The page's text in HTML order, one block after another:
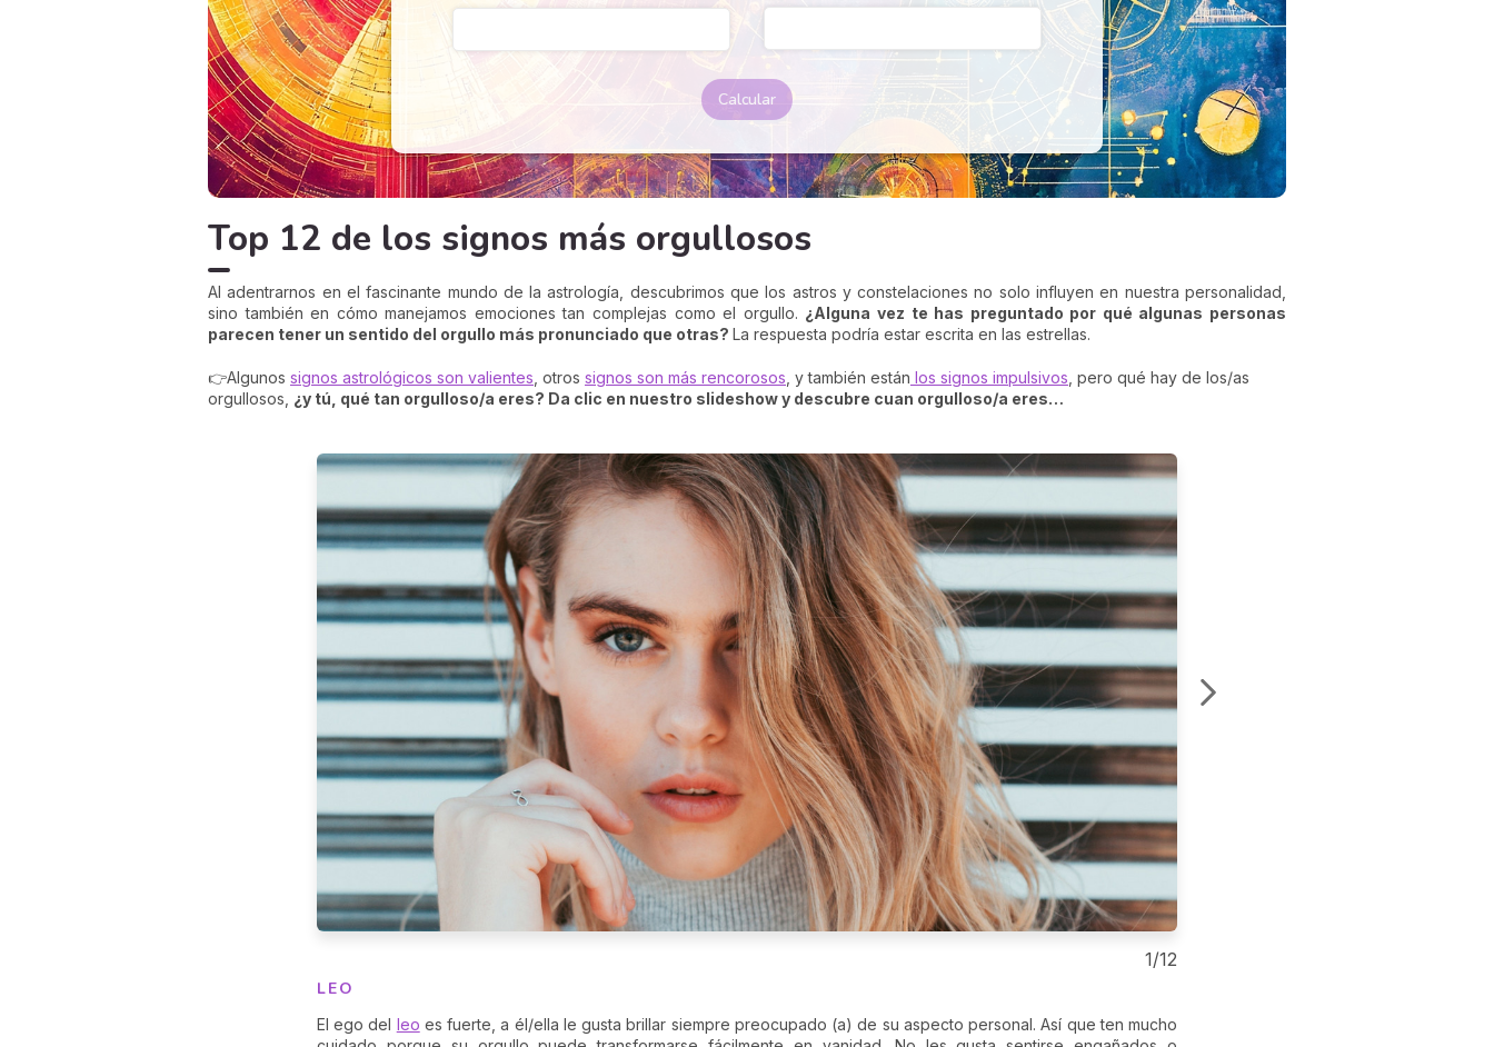
Calcular
Top 12 de los signos más orgullosos
Al adentrarnos en el fascinante mundo de la astrología, descubrimos que los astros y constelaciones no solo influyen en nuestra personalidad,
sino también en cómo manejamos emociones tan complejas como el orgullo. ¿Alguna vez te has preguntado por qué algunas personas
parecen tener un sentido del orgullo más pronunciado que otras? La respuesta podría estar escrita en las estrellas.
👉Algunos signos astrológicos son valientes , otros signos son más rencorosos , y también están los signos impulsivos , pero qué hay de los/as
orgullosos, ¿y tú, qué tan orgulloso/a eres? Da clic en nuestro slideshow y descubre cuan orgulloso/a eres…
LEO
El ego del leo es fuerte, a él/ella le gusta brillar siempre preocupado (a) de su aspecto personal. Así que ten mucho
1/12